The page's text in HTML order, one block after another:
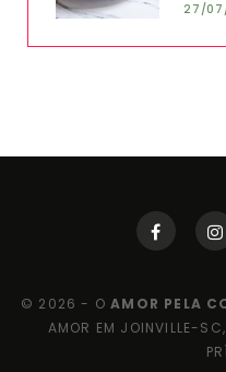
27/
© 2026 - OAMOR PELA
AMOR EM JOINVILLE-